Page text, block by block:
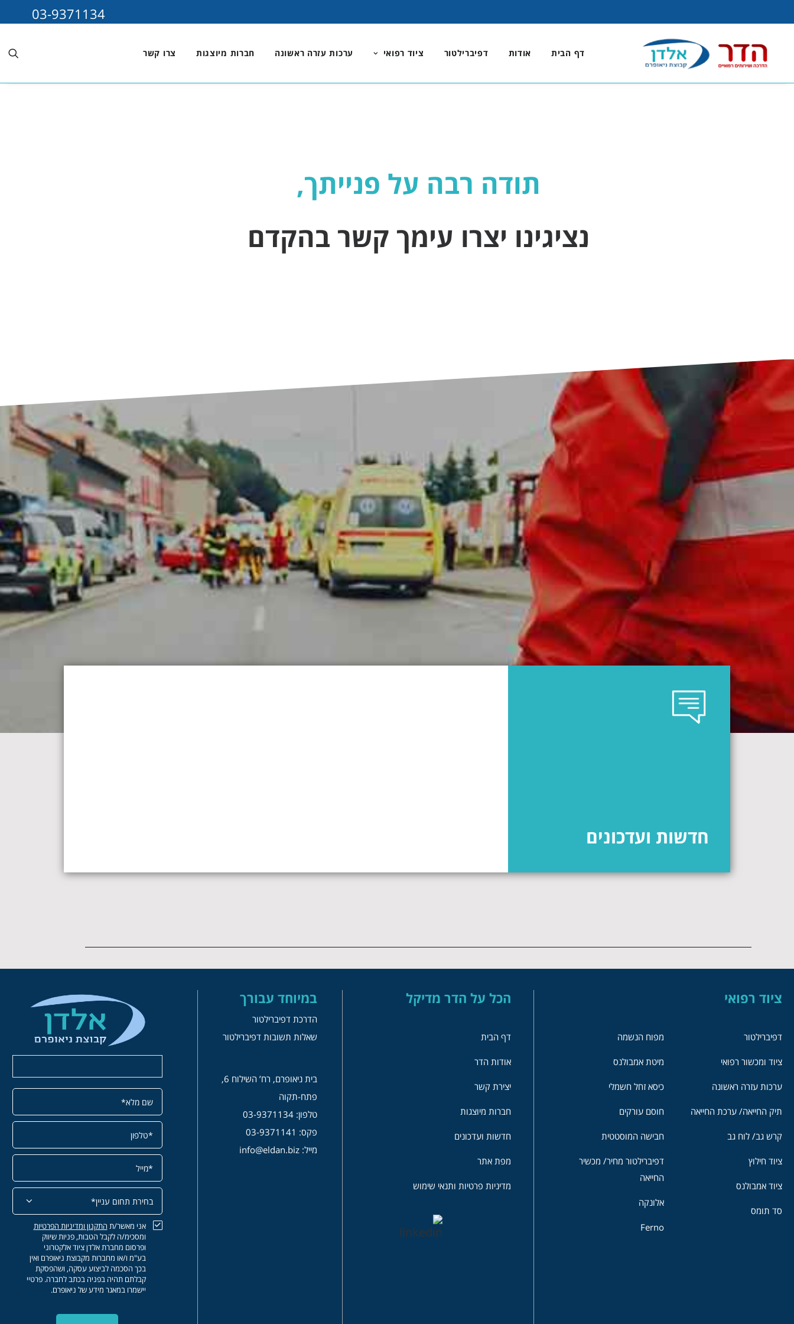
03-9371134
דף הבית אודות דפיברילטור ציוד רפואי ערכות עזרה ראשונה חברות מיוצגות צרו קשר
תודה רבה על פנייתך,
נציגינו יצרו עימך קשר בהקדם
חדשות ועדכונים
ציוד רפואי
דפיברילטור
ציוד ומכשור רפואי
ערכות עזרה ראשונה
תיק החייאה/ ערכת החייאה
קרש גב/ לוח גב
ציוד חילוץ
ציוד אמבולנס
סד תומס
מפוח הנשמה
מיטת אמבולנס
כיסא זחל חשמלי
חוסם עורקים
חבישה המוסטטית
דפיברילטור מחיר/ מכשיר
החייאה
אלונקה
Ferno
הכל על הדר מדיקל
דף הבית
אודות הדר
יצירת קשר
חברות מיוצגות
חדשות ועדכונים
מפת אתר
מדיניות פרטיות ותנאי שימוש
במיוחד עבורך
הדרכת דפיברילטור
שאלות תשובות דפיברילטור
בית ניאופרם, רח’ השילוח 6,
פתח-תקוה
טלפון: 03-9371134
פקס: 03-9371141
מייל: info@eldan.biz
אני מאשר/ת התקנון ומדיניות הפרטיות
ומסכימ/ה לקבל הטבות, פניות שיווק
ופרסום מחברת אלדן ציוד אלקטרוני
בע"מ ו/או מחברות מקבוצת ניאופרם ואין
בכך הסכמה לביצוע עסקה, ושהפסקת
קבלתם תהיה בפניה בכתב לחברה. פרטיי
יישמרו במאגר מידע של ניאופרם.